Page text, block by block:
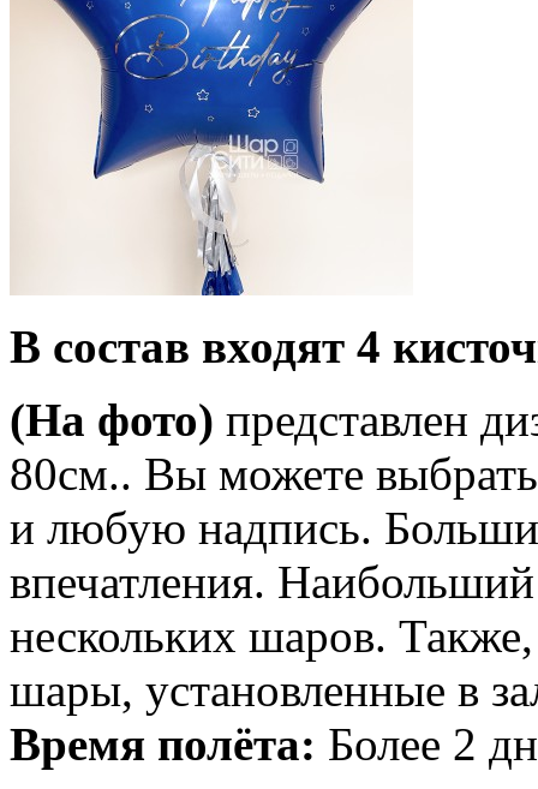
В состав входят 4
(На фото) представлен
80см.. Вы можете
и любую надпись.
впечатления. Наибольший
нескольких шаров.
шары, установленные в
Время полёта: Более 2